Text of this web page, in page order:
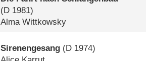
(D 1981)
Alma Wittkowsky
Sirenengesang (D 1974)